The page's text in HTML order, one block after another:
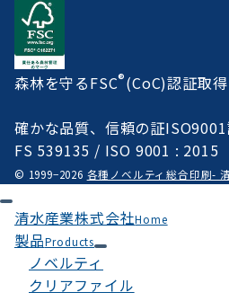
森林を守るFSC®(CoC)認証取得
確かな品質、信頼の証
FS 539135 / ISO 9001 : 2015
© 1999−2026 各種ノベルティ総合印刷-
清水産業株式会社Home
製品Products
ノベルティ
クリアファイル